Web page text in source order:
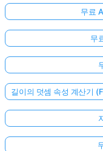
무료
무
길이의 덧셈 속성 계산기